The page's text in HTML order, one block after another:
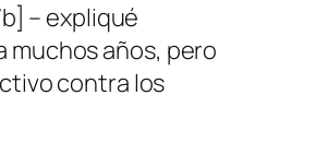
– expliqué
muchos años, pero
contra los